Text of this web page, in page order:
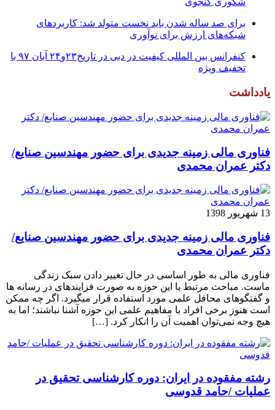
برای صد ساله شدن باید نخست متولد شد: کاربردهای
شبکه‌های ارزش برای نوآوری
کنفرانس بین المللی کیفیت در دبی در تاریخ۲۳و۲۴ آبان ۹۷ با
تخفیف ویژه
یادداشت
فناوری مالی زمینه جدیدی برای حضور مهندسین صنایع/
دکتر عمران محمدی
13 شهریور 1398
فناوری مالی زمینه جدیدی برای حضور مهندسین صنایع/
دکتر عمران محمدی
فناوری مالی به طور اساسی در حال تغییر دادن سبک زندگی
ماست. مباحث مرتبط با این حوزه به صورت فزاینده­ای در رسانه­ ها
و گفتگوهای محافل علمی مورد استفاده قرار می­گیرد. اگر چه ممکن
است هنوز برخی افراد با مفاهیم علمی این حوزه آشنا نباشند؛ اما به
هیچ وجه نمی‌توان اهمیت آن را انکار کرد. […]
رشته مفقوده در ایران: دوره کارشناسی تحقیق در
عملیات /حامد قدوسی